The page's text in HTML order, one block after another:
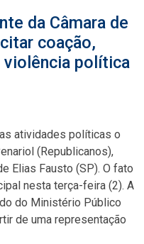
da Câmara de
coação,
política
atividades políticas o
(Republicanos),
Elias Fausto (SP). O fato
nesta terça-feira (2). A
do Ministério Público
de uma representação